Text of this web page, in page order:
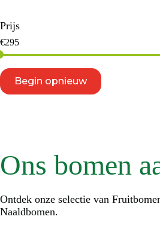
Ons bomen
Ontdek onze selectie van
Naaldbomen.
Prijs
€295
Begin opnieuw